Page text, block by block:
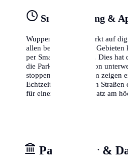
Smart Parking &
Wuppertal setzt verstärkt auf
allen bewirtschafteten Gebieten
per Smartphone lösen. Dies hat
die Parkzeit flexibel von
stoppen kannst. Zudem zeigen
Echtzeit an, in welchen Straßen
für einen freien Parkplatz am
Parkhäuser &